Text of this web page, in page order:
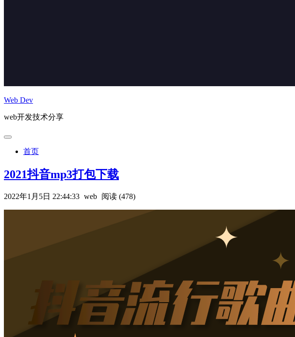
Web Dev
web开发技术分享
首页
2021抖音mp3打包下载
2022年1月5日 22:44:33 web 阅读 (478)